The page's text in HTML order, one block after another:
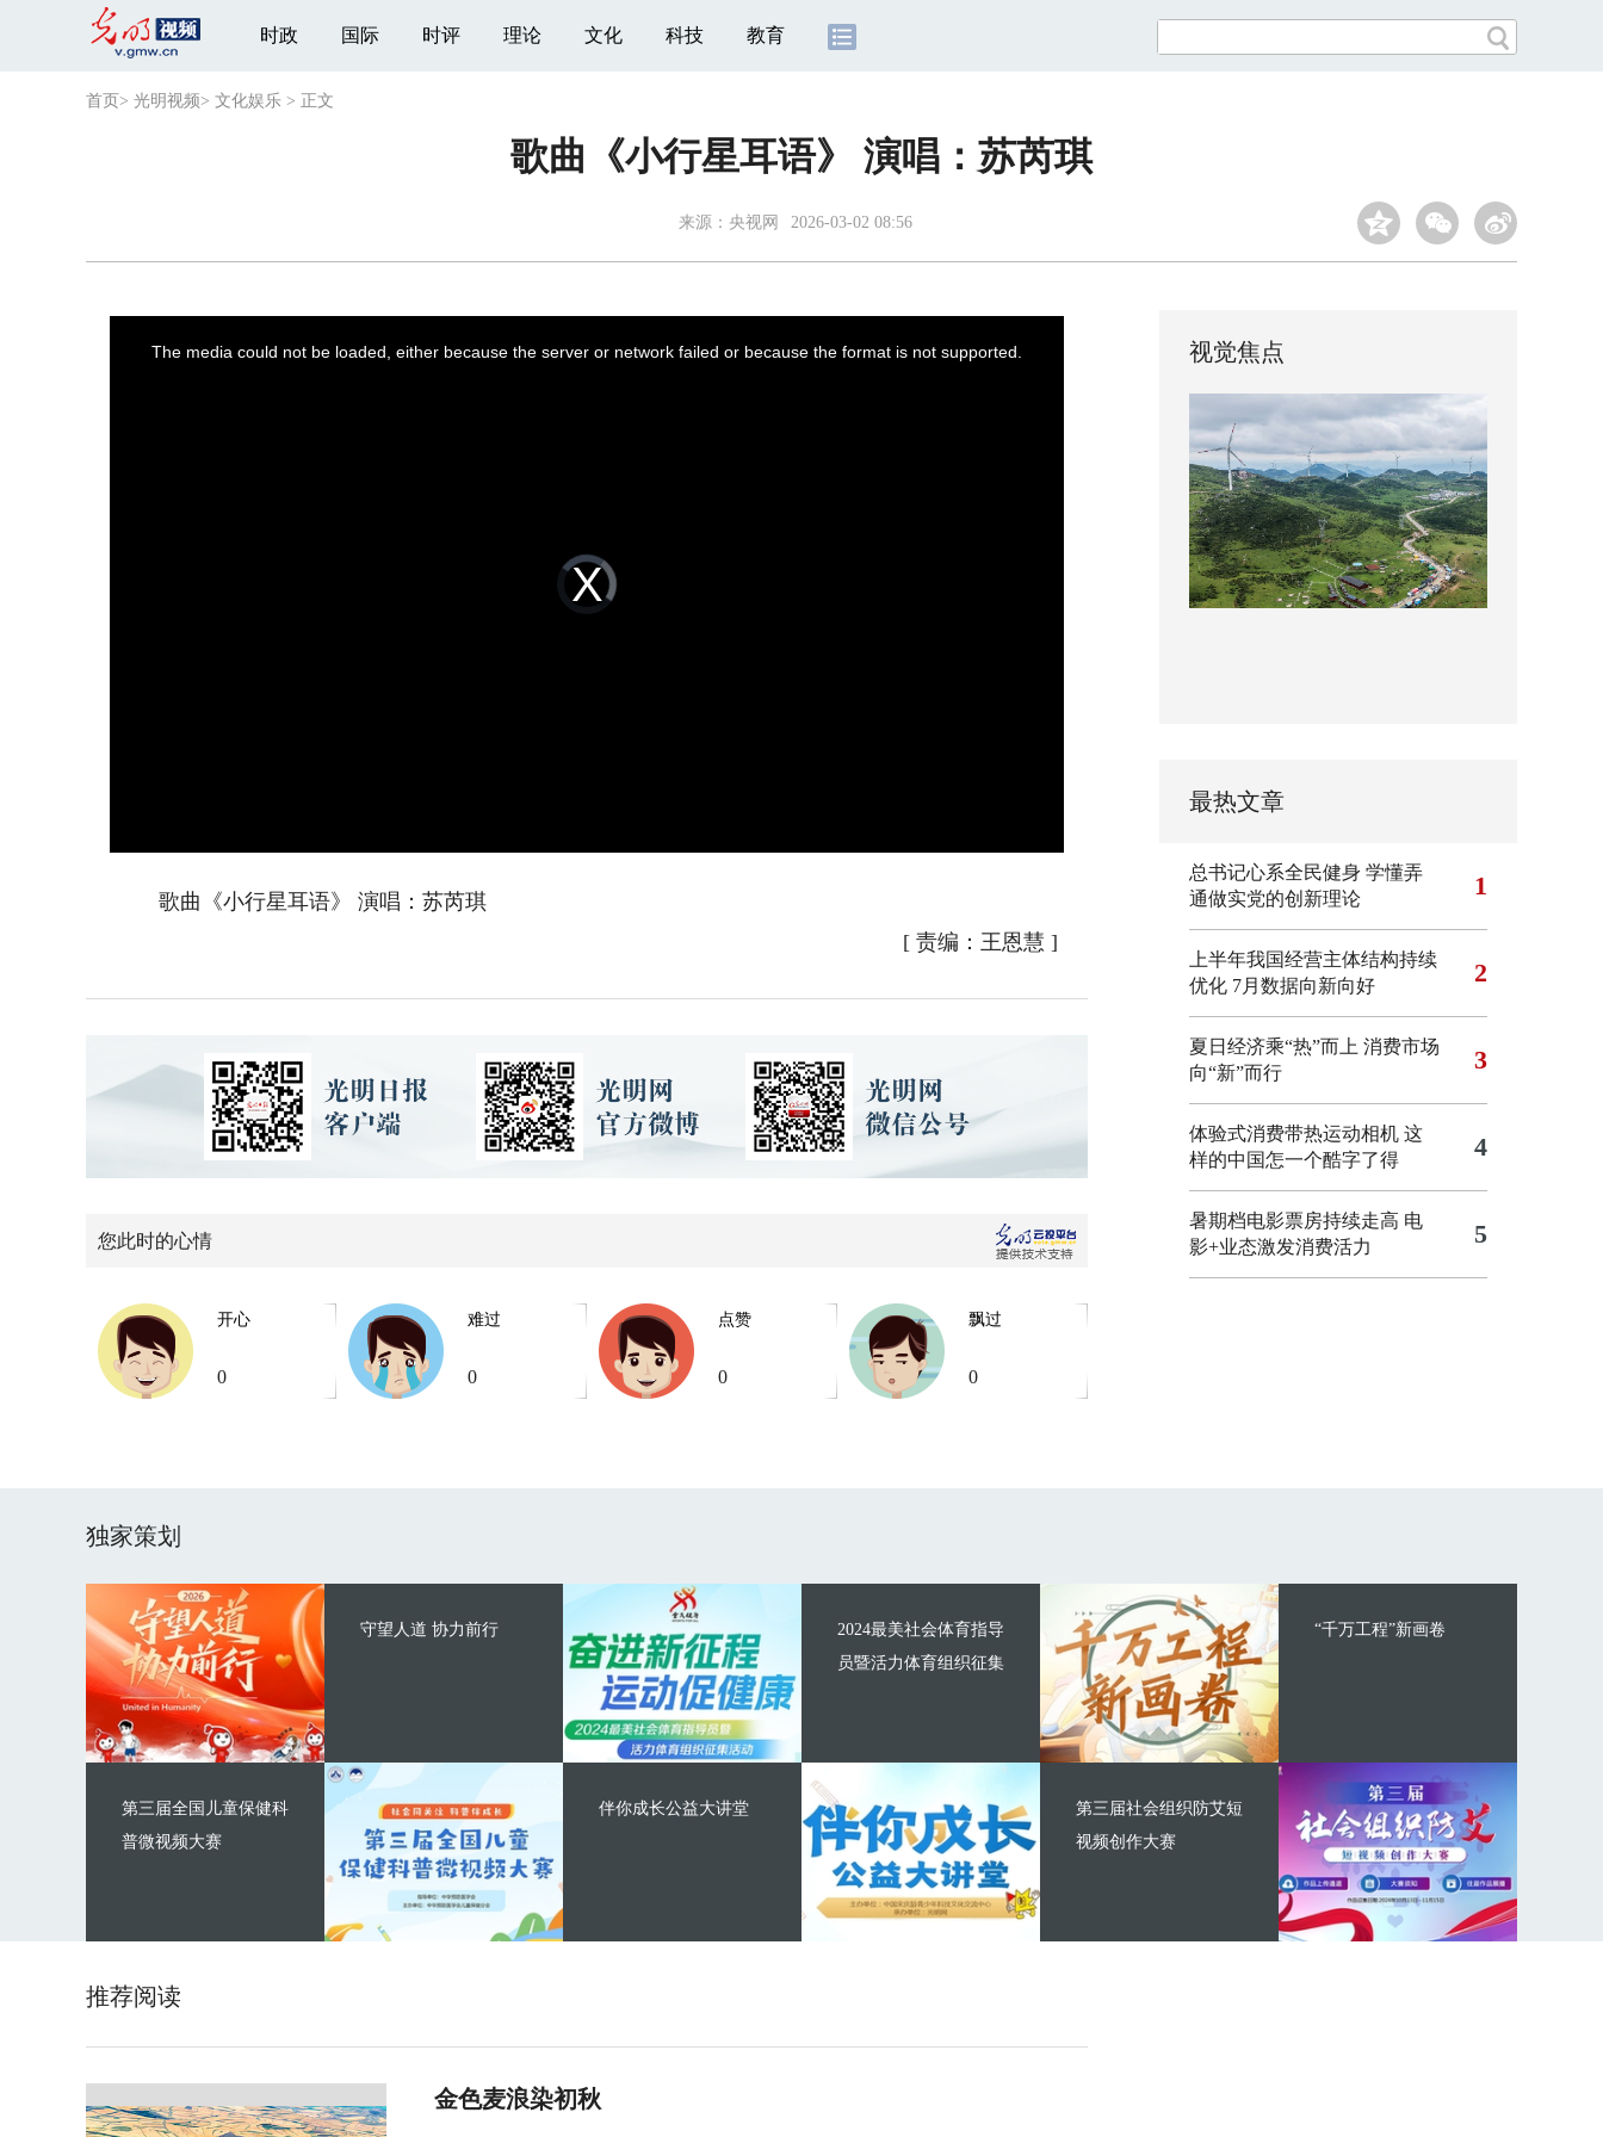
时政 国际 时评 理论 文化 科技 教育
首页 > 光明视频> 文化娱乐 > 正文
歌曲《小行星耳语》 演唱：苏芮琪
来源： 央视网 2026-03-02 08:56
Video
Player
loading.
The media could not be loaded, either because the server or network failed or because the format is not supported.
歌曲《小行星耳语》 演唱：苏芮琪
[ 责编：王恩慧 ]
您此时的心情
开心
0
难过
0
点赞
0
飘过
0
视觉焦点
最热文章
总书记心系全民健身 学懂弄
通做实党的创新理论
1
上半年我国经营主体结构持续
优化 7月数据向新向好 2
夏日经济乘“热”而上 消费市场
向“新”而行
3
体验式消费带热运动相机 这
样的中国怎一个酷字了得
4
暑期档电影票房持续走高 电
影+业态激发消费活力
5
独家策划
守望人道 协力前行
第三届全国儿童保健科
普微视频大赛
2024最美社会体育指导
员暨活力体育组织征集
伴你成长公益大讲堂
“千万工程”新画卷
第三届社会组织防艾短
视频创作大赛
推荐阅读
金色麦浪染初秋